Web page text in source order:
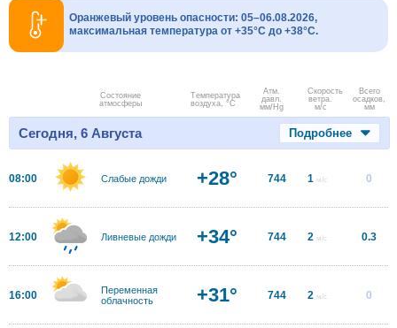
Оранжевый уровень опасности: 05–06.08.2026,
максимальная температура от +35°C до +38°C.
Состояние
атмосферы
Температура
воздуха, °C
Атм.
давл.
мм/Hg
Скорость
ветра.
м/с
Всего
осадков,
мм
Сегодня, 6 Августа Подробнее
08:00 Слабые дожди +28° 744 1 м/с 0
12:00 Ливневые дожди +34° 744 2 м/с 0.3
16:00
Переменная
облачность
+31° 744 2 м/с 0